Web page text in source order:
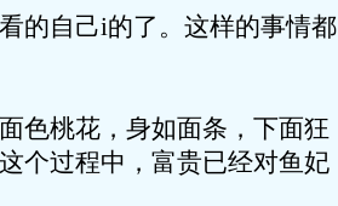
的自己i的了。这样的事情都
色桃花，身如面条，下面狂
个过程中，富贵已经对鱼妃